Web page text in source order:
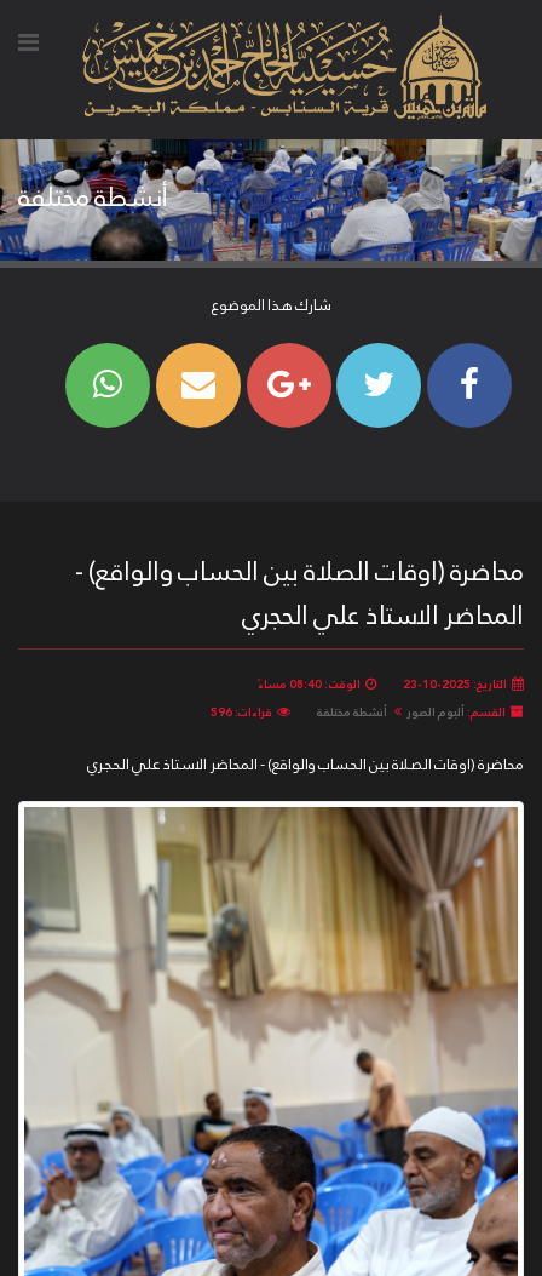
أنشطة مختلفة
شارك هذا الموضوع
محاضرة (اوقات الصلاة بين الحساب والواقع) -
المحاضر الاستاذ علي الحجري
التاريخ: 2025-10-23
الوقت: 08:40 مساءً
القسم: ألبوم الصور أنشطة مختلفة قراءات: 596
محاضرة (اوقات الصلاة بين الحساب والواقع) - المحاضر الاستاذ علي الحجري